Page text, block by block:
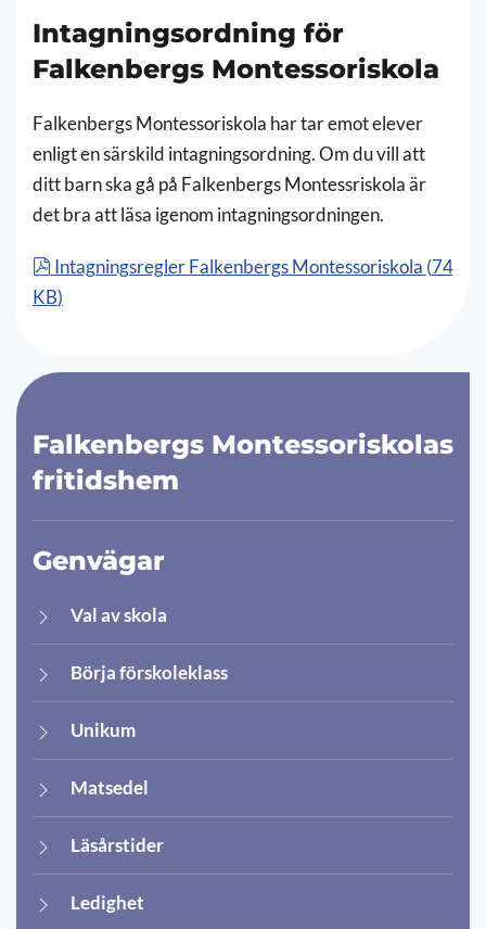
Intagningsordning för
Falkenbergs Montessoriskola
Falkenbergs Montessoriskola har tar emot elever
enligt en särskild intagningsordning. Om du vill att
ditt barn ska gå på Falkenbergs Montessriskola är
det bra att läsa igenom intagningsordningen.
pdf
Intagningsregler Falkenbergs Montessoriskola (74
KB)
Falkenbergs Montessoriskolas
fritidshem
Genvägar
Val av skola
Börja förskoleklass
Unikum
Matsedel
Läsårstider
Ledighet